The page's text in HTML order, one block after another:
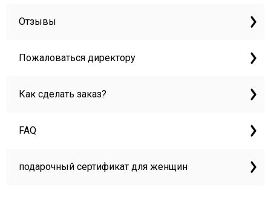
Отзывы
Пожаловаться директору
Как сделать заказ?
FAQ
подарочный сертификат для женщин